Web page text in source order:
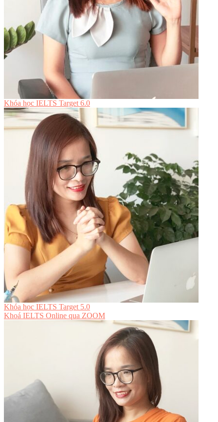
Khóa học IELTS Target 6.0
Khóa học IELTS Target 5.0
Khoá IELTS Online qua ZOOM